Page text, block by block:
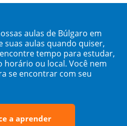
aulas de Búlgaro em
suas aulas quando quiser,
tempo para estudar,
ou local. Você nem
se encontrar com seu
a aprender